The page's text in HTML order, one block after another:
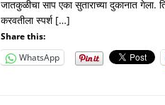
जातकुळीचा साप एका सुताराच्या दुकानात गेला.
करवतीला स्पर्श […]
Share this:
WhatsApp